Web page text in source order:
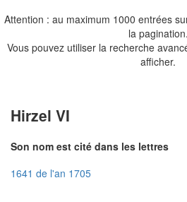
Attention : au maximum 1000 entrées
la pagination.
Vous pouvez utiliser la recherche
afficher.
Hirzel VI
Son nom est cité dans les lettres
1641 de l'an 1705